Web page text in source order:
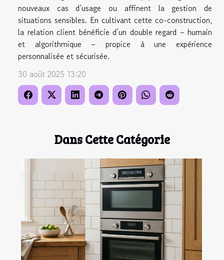
Dans Cette Catégorie
nouveaux cas d’usage ou affinent la gestion de
situations sensibles. En cultivant cette co-construction,
la relation client bénéficie d’un double regard – humain
et algorithmique – propice à une expérience
personnalisée et sécurisée.
30 août 2025 13:20